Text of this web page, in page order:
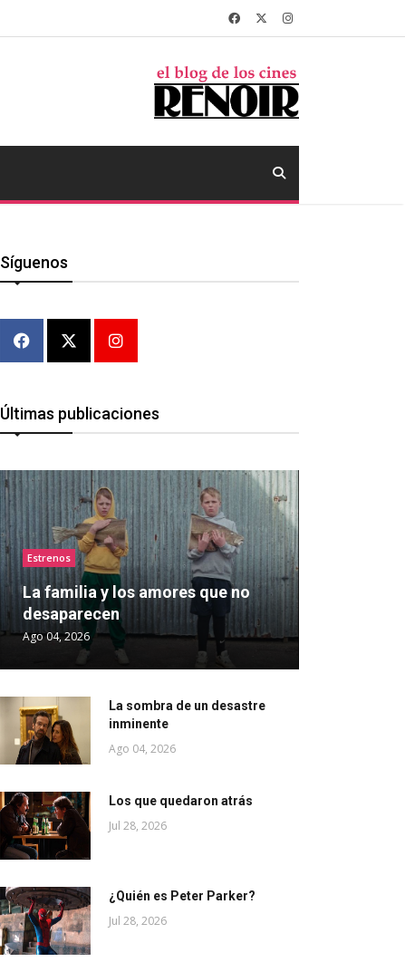
Síguenos
Últimas publicaciones
Estrenos
La familia y los amores que no
desaparecen
Ago 04, 2026
La sombra de un desastre
inminente
Ago 04, 2026
Los que quedaron atrás
Jul 28, 2026
¿Quién es Peter Parker?
Jul 28, 2026